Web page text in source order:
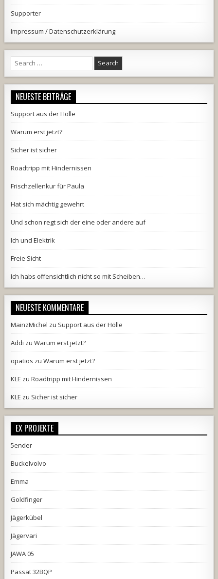
Supporter
Impressum / Datenschutzerklärung
Search
for:
NEUESTE BEITRÄGE
Support aus der Hölle
Warum erst jetzt?
Sicher ist sicher
Roadtripp mit Hindernissen
Frischzellenkur für Paula
Hat sich mächtig gewehrt
Und schon regt sich der eine oder andere auf
Ich und Elektrik
Freie Sicht
Ich habs offensichtlich nicht so mit Scheiben…
NEUESTE KOMMENTARE
MainzMichel zu Support aus der Hölle
Addi zuWarum erst jetzt?
opatios zuWarum erst jetzt?
KLE zuRoadtripp mit Hindernissen
KLE zu Sicher ist sicher
EX PROJEKTE
5ender
Buckelvolvo
Emma
Goldfinger
Jägerkübel
Jägervari
JAWA 05
Passat 32BQP